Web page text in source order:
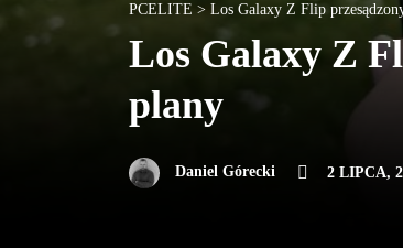
PCELITE > Los Galaxy Z Flip
Los Galaxy Z
plany
Daniel Górecki 2 LIPCA,